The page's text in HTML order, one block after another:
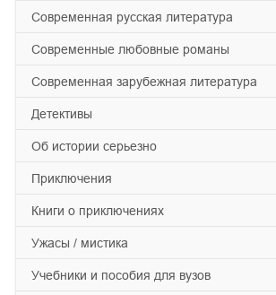
современная русская литература
современные любовные романы
современная зарубежная литература
детективы
об истории серьезно
приключения
книги о приключениях
ужасы / мистика
учебники и пособия для вузов